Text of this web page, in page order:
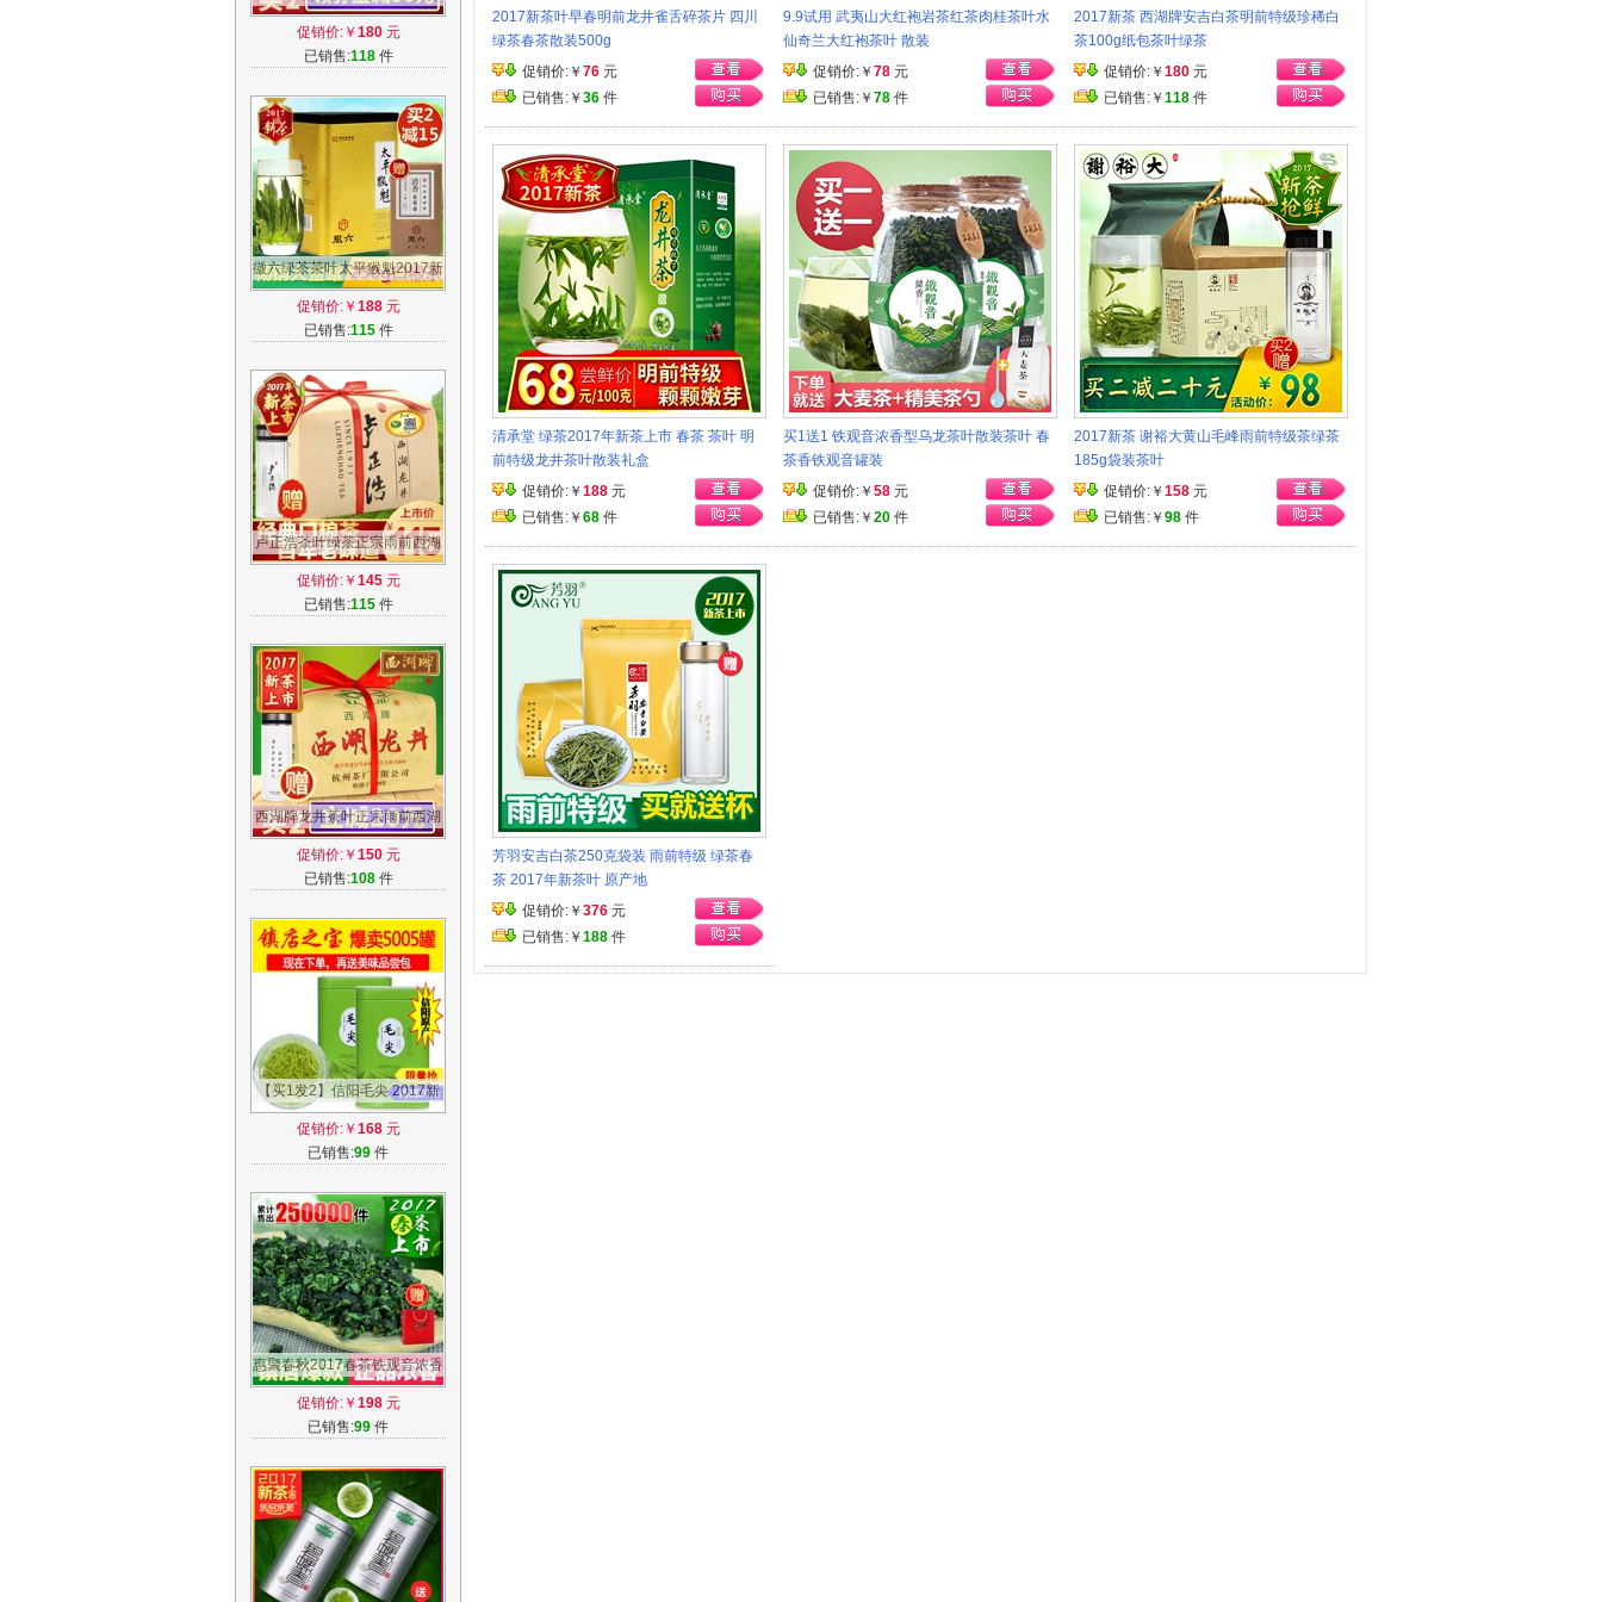
前特级珍稀白茶100g纸包茶叶
绿茶
促销价:￥ 180元
已销售:118件
徽六绿茶茶叶太平猴魁2017新
茶上市原产地散装春茶250g半
斤罐装
促销价:￥ 188元
已销售:115件
卢正浩茶叶绿茶正宗雨前西湖
龙井250克传统E包春茶2017
新茶上市
促销价:￥ 145元
已销售:115件
西湖牌龙井茶叶正宗雨前西湖
龙井茶250g纸包春茶绿茶
2017新茶上市
促销价:￥ 150元
已销售:108件
【买1发2】信阳毛尖 2017新
茶自产自销雨前嫩芽原产地绿
茶春茶叶
促销价:￥ 168元
已销售:99 件
惠聚春秋2017春茶铁观音浓香
型500g安溪铁观音茶叶新茶礼
盒装
促销价:￥ 198元
已销售:99 件
2017新茶叶早春明前龙井雀舌碎茶片 四川
绿茶春茶散装500g
促销价:￥ 76 元
已销售:￥ 36 件
9.9试用 武夷山大红袍岩茶红茶肉桂茶叶水
仙奇兰大红袍茶叶 散装
促销价:￥ 78 元
已销售:￥ 78 件
2017新茶 西湖牌安吉白茶明前特级珍稀白
茶100g纸包茶叶绿茶
促销价:￥ 180 元
已销售:￥ 118 件
清承堂 绿茶2017年新茶上市 春茶 茶叶 明
前特级龙井茶叶散装礼盒
促销价:￥ 188 元
已销售:￥ 68 件
买1送1 铁观音浓香型乌龙茶叶散装茶叶 春
茶香铁观音罐装
促销价:￥ 58 元
已销售:￥ 20 件
2017新茶 谢裕大黄山毛峰雨前特级茶绿茶
185g袋装茶叶
促销价:￥ 158 元
已销售:￥ 98 件
芳羽安吉白茶250克袋装 雨前特级 绿茶春
茶 2017年新茶叶 原产地
促销价:￥ 376 元
已销售:￥ 188 件